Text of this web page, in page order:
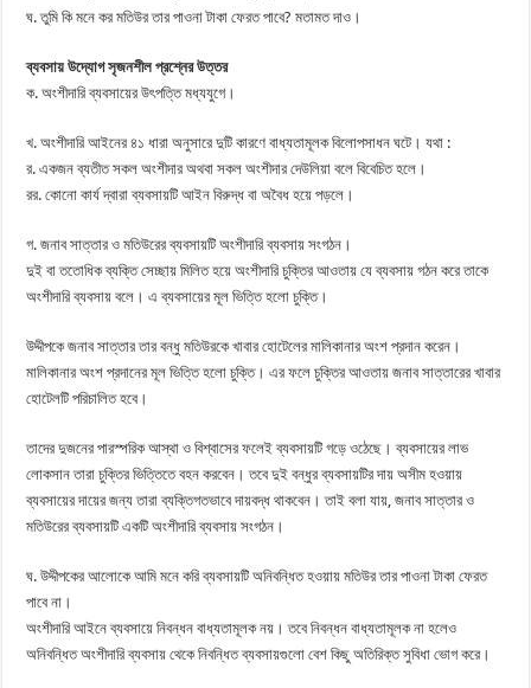
ঘ. তুমি কি মনে কর মতিউর তার পাওনা টাকা ফেরত পাবে? মতামত দাও।
ব্যবসায় উদ্যোগ সৃজনশীল প্রশ্নের উত্তর
ক. অংশীদারি ব্যবসায়ের উৎপত্তি মধ্যযুগে।
খ. অংশীদারি আইনের ৪১ ধারা অনুসারে দুটি কারণে বাধ্যতামূলক বিলোপসাধন ঘটে। যথা :
র. একজন ব্যতীত সকল অংশীদার অথবা সকল অংশীদার দেউলিয়া বলে বিবেচিত হলে।
রর. কোনো কার্য দ্বারা ব্যবসায়টি আইন বিরুদ্ধ বা অবৈধ হয়ে পড়লে।
গ. জনাব সাত্তার ও মতিউরের ব্যবসায়টি অংশীদারি ব্যবসায় সংগঠন।
দুই বা ততোধিক ব্যক্তি সেচ্ছায় মিলিত হয়ে অংশীদারি চুক্তির আওতায় যে ব্যবসায় গঠন করে তাকে
অংশীদারি ব্যবসায় বলে। এ ব্যবসায়ের মূল ভিত্তি হলো চুক্তি।
উদ্দীপকে জনাব সাত্তার তার বন্ধু মতিউরকে খাবার হোটেলের মালিকানার অংশ প্রদান করেন।
মালিকানার অংশ প্রদানের মূল ভিত্তি হলো চুক্তি। এর ফলে চুক্তির আওতায় জনাব সাত্তারের খাবার
হোটেলটি পরিচালিত হবে।
তাদের দুজনের পারস্পরিক আস্থা ও বিশ্বাসের ফলেই ব্যবসায়টি গড়ে ওঠেছে। ব্যবসায়ের লাভ
লোকসান তারা চুক্তির ভিত্তিতে বহন করবেন। তবে দুই বন্ধুর ব্যবসায়টির দায় অসীম হওয়ায়
ব্যবসায়ের দায়ের জন্য তারা ব্যক্তিগতভাবে দায়বদ্ধ থাকবেন। তাই বলা যায়, জনাব সাত্তার ও
মতিউরের ব্যবসায়টি একটি অংশীদারি ব্যবসায় সংগঠন।
ঘ. উদ্দীপকের আলোকে আমি মনে করি ব্যবসায়টি অনিবন্ধিত হওয়ায় মতিউর তার পাওনা টাকা ফেরত
পাবে না।
অংশীদারি আইনে ব্যবসায়ে নিবন্ধন বাধ্যতামূলক নয়। তবে নিবন্ধন বাধ্যতামূলক না হলেও
অনিবন্ধিত অংশীদারি ব্যবসায় থেকে নিবন্ধিত ব্যবসায়গুলো বেশ কিছু অতিরিক্ত সুবিধা ভোগ করে।